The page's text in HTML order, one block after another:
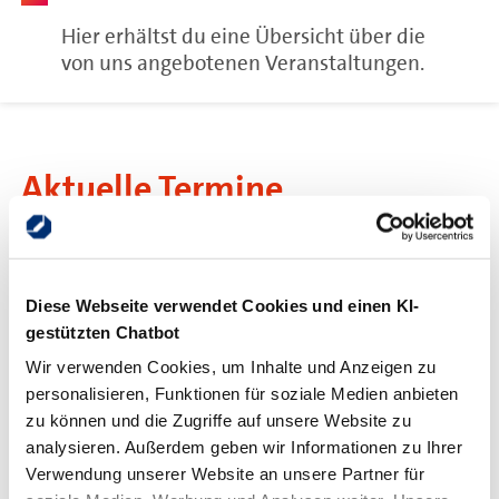
Diese Webseite verwendet Cookies und einen KI-
gestützten Chatbot
Wir verwenden Cookies, um Inhalte und Anzeigen zu
personalisieren, Funktionen für soziale Medien anbieten
zu können und die Zugriffe auf unsere Website zu
analysieren. Außerdem geben wir Informationen zu Ihrer
Verwendung unserer Website an unsere Partner für
Hier erhältst du eine Übersicht über die
von uns angebotenen Veranstaltungen.
Aktuelle Termine
26 Online-Veranstaltung
Professional für kaufmännisches
Management
02
Dez.
Online-Veranstaltung
Infoveranstaltung zum Aufstiegs-
BAföG